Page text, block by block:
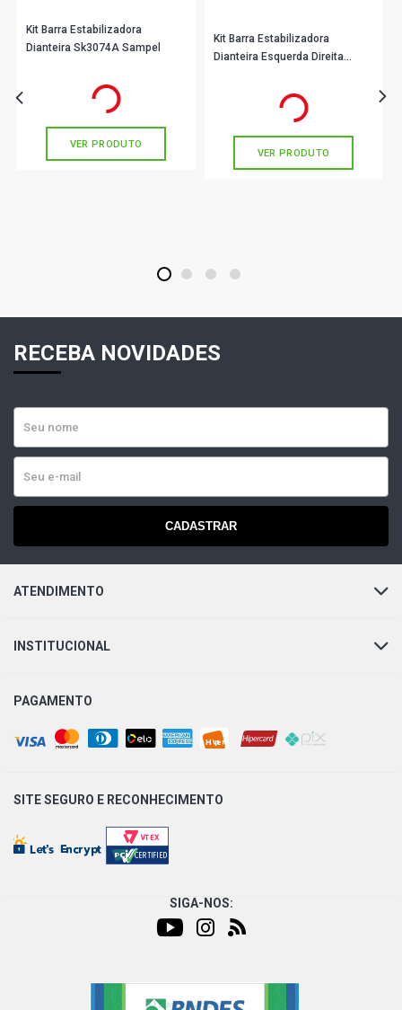
Kit Barra Estabilizadora
Dianteira Sk3074A Sampel
em até 1x de
VER PRODUTO
Kit Barra Estabilizadora
Dianteira Esquerda Direita
em até 1x de
VER PRODUTO
1 2 3 4
RECEBA NOVIDADES
CADASTRAR
ATENDIMENTO
INSTITUCIONAL
PAGAMENTO
SITE SEGURO E RECONHECIMENTO
SIGA-NOS: